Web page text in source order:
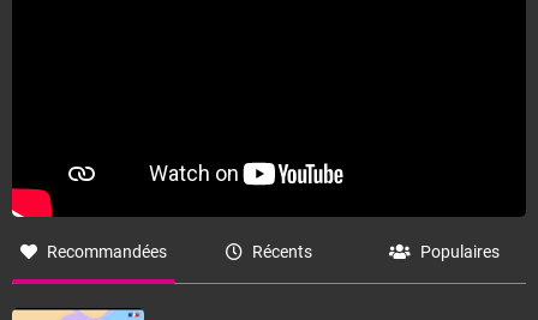
Recommandées Récents Populaires